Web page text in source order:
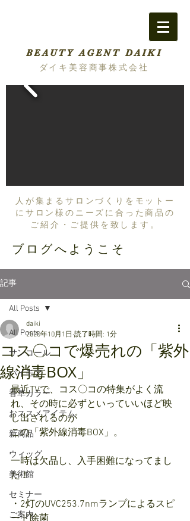
BEAUTY AGENT DAIKI
ダイキ美容商事株式会社
人が集まるサロンづくりをモットー
にサロン様のニーズに合った商品の
ご紹介・ご提供を致します。
ブログへようこそ
記事
All Posts
サンコール
パイモア
香草カラー
おススメアイテム
新商品
ウィッグ
美術館
セミナー
ご案内
All Posts
コス〇コで爆売れの「紫外
線消毒BOX」
daiki
2020年10月1日 読了時間: 1分
最近TVで、コス〇コの特集がよく流
れ、その時に必ずといっていいほど映
し出されるのが
この「紫外線消毒BOX」。
一時は欠品し、入手困難になってまし
た！
・2灯のUVC253.7nmランプによるスピ
ード除菌